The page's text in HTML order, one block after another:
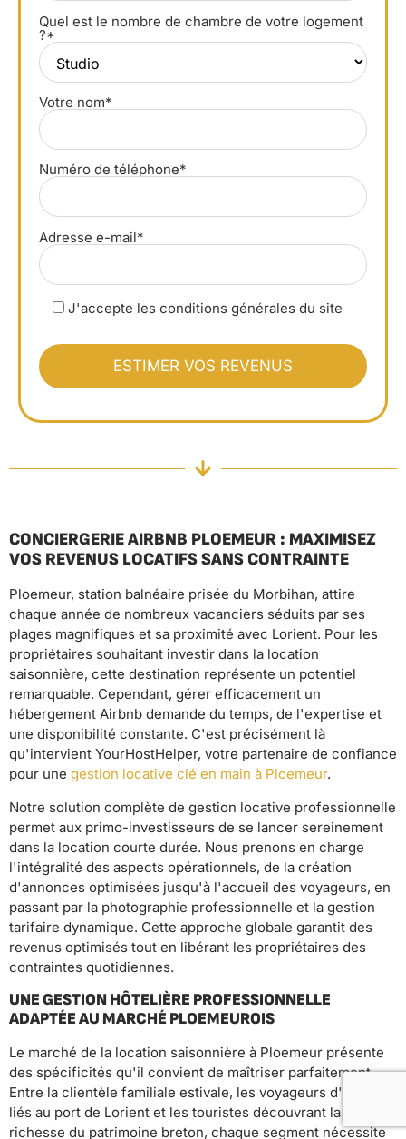
Quel est le nombre de chambre de votre logement
?*
Votre nom*
Numéro de téléphone*
Adresse e-mail*
J'accepte les conditions générales du site
CONCIERGERIE AIRBNB PLOEMEUR : MAXIMISEZ
VOS REVENUS LOCATIFS SANS CONTRAINTE
Ploemeur, station balnéaire prisée du Morbihan, attire
chaque année de nombreux vacanciers séduits par ses
plages magnifiques et sa proximité avec Lorient. Pour les
propriétaires souhaitant investir dans la location
saisonnière, cette destination représente un potentiel
remarquable. Cependant, gérer efficacement un
hébergement Airbnb demande du temps, de l'expertise et
une disponibilité constante. C'est précisément là
qu'intervient YourHostHelper, votre partenaire de confiance
pour une gestion locative clé en main à Ploemeur.
Notre solution complète de gestion locative professionnelle
permet aux primo-investisseurs de se lancer sereinement
dans la location courte durée. Nous prenons en charge
l'intégralité des aspects opérationnels, de la création
d'annonces optimisées jusqu'à l'accueil des voyageurs, en
passant par la photographie professionnelle et la gestion
tarifaire dynamique. Cette approche globale garantit des
revenus optimisés tout en libérant les propriétaires des
contraintes quotidiennes.
UNE GESTION HÔTELIÈRE PROFESSIONNELLE
ADAPTÉE AU MARCHÉ PLOEMEUROIS
Le marché de la location saisonnière à Ploemeur présente
des spécificités qu'il convient de maîtriser parfaitement.
Entre la clientèle familiale estivale, les voyageurs d'affaires
liés au port de Lorient et les touristes découvrant la
richesse du patrimoine breton, chaque segment nécessite